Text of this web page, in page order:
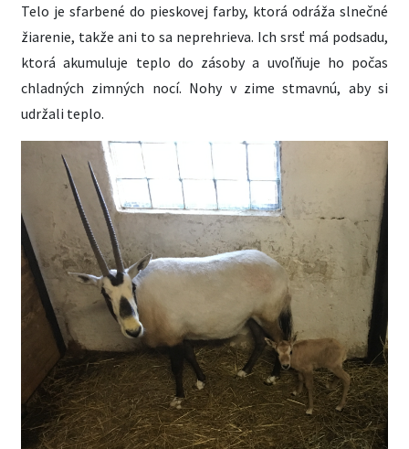
Telo je sfarbené do pieskovej farby, ktorá odráža slnečné
žiarenie, takže ani to sa neprehrieva. Ich srsť má podsadu,
ktorá akumuluje teplo do zásoby a uvoľňuje ho počas
chladných zimných nocí. Nohy v zime stmavnú, aby si
udržali teplo.